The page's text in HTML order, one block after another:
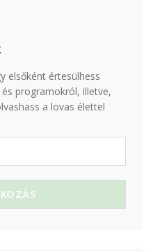
elsőként értesülhess
programokról, illetve,
a lovas élettel